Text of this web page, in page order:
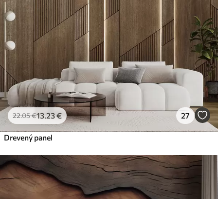
22.05€13 .23€ 27
Drevený panel